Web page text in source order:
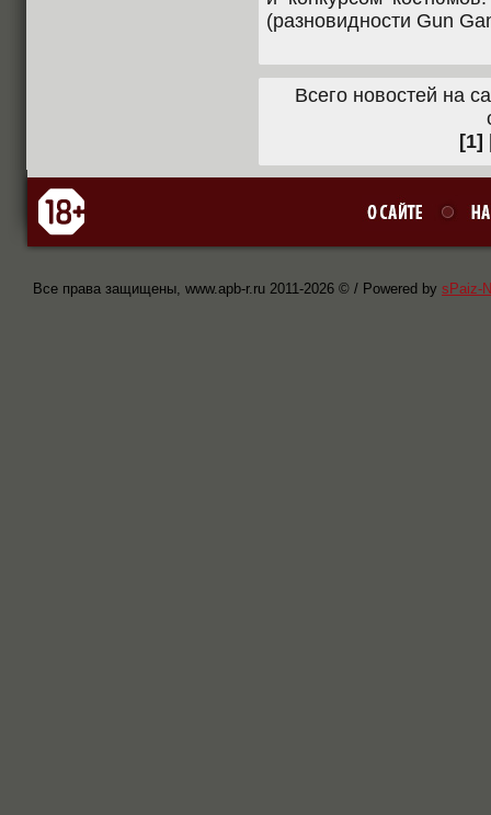
(разновидности Gun
Всего новостей на
[1]
Все права защищены, www.apb-r.ru 2011-2026 © / Powered by sPaiz-